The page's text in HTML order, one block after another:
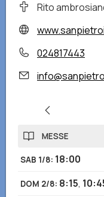
Rito
024817443
MESSE
SAB 1/8: 18:00
DOM 2/8: 8:15,